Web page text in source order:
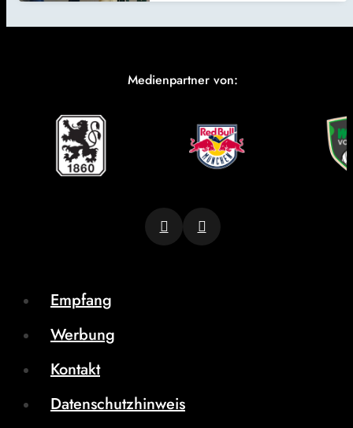
Medienpartner von:
Empfang
Werbung
Kontakt
Datenschutzhinweis